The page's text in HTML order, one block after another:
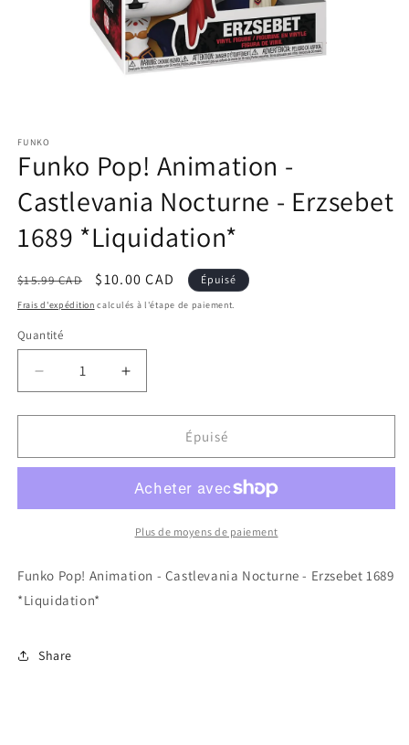
média
1
dans
fenêtre
modale
FUNKO
Funko Pop! Animation -
Castlevania Nocturne - Erzsebet
1689 *Liquidation*
Prix
habituel
$15.99 CAD
Prix
promotionnel
$10.00 CAD Épuisé
Frais d'expédition calculés à l'étape de paiement.
Quantité
Réduire
la
quantité
Funko
-
-
1689
Augmenter
la
quantité
Funko
Animation
-
Castlevania
-
Épuisé
Plus de moyens de paiement
Funko Pop! Animation - Castlevania Nocturne - Erzsebet 1689
*Liquidation*
Share